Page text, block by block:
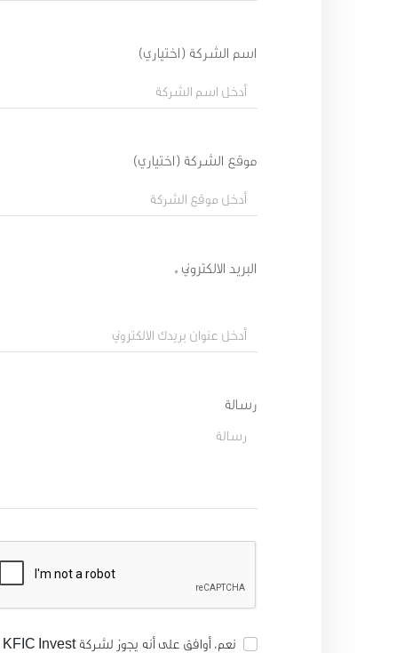
اسم الشركة (اختياري)
موقع الشركة (اختياري)
البريد الالكتروني *
رسالة